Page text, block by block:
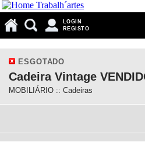
LOGIN
REGISTO
ESGOTADO
Cadeira Vintage
MOBILIÁRIO :: Cadeiras